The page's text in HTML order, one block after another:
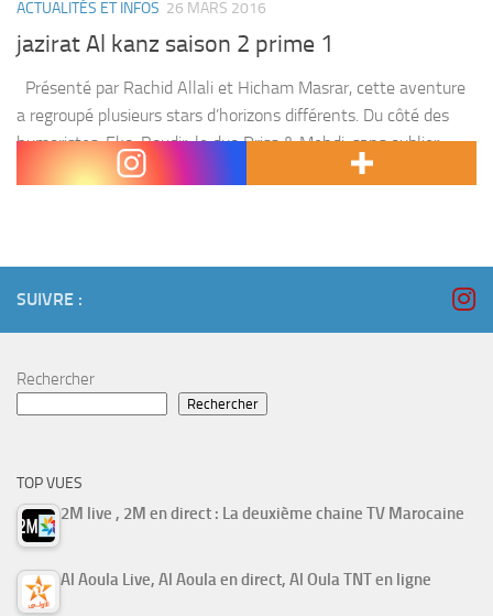
ACTUALITÉS ET INFOS 26 MARS 2016
jazirat Al kanz saison 2 prime 1
Présenté par Rachid Allali et Hicham Masrar, cette aventure
a regroupé plusieurs stars d’horizons différents. Du côté des
humoristes, Eko, Boudir, le duo Driss & Mehdi, sans oublier
Abdelkhaleq Fahid. Du monde de...
SUIVRE :
Rechercher
Rechercher
TOP VUES
2M live , 2M en direct : La deuxième chaine TV Marocaine
Al Aoula Live, Al Aoula en direct, Al Oula TNT en ligne